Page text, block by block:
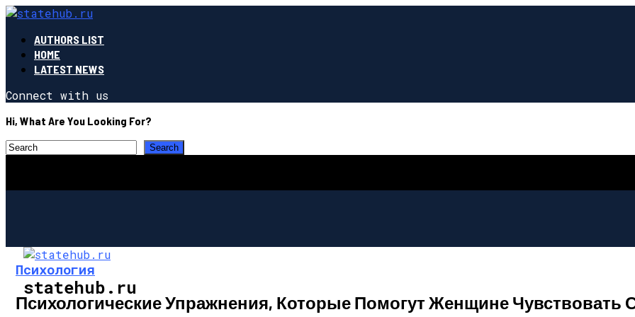
AUTHORS LIST
HOME
LATEST NEWS
Connect with us
Hi, What Are You Looking For?
statehub.ru
Психология
Психологические Упражнения, Которые Помогут Женщине Чувствовать